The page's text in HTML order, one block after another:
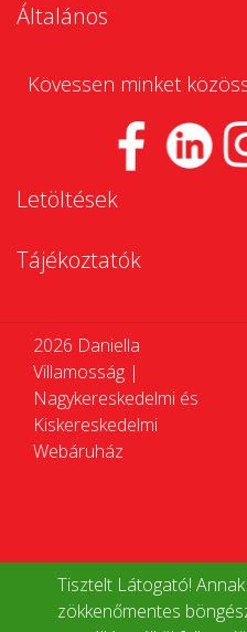
Tisztelt Látogató!
zökkenőmentes
Általános
Kövessen minket
Letöltések
Tájékoztatók
2026 Daniella
Villamosság |
Nagykereskedelmi és
Kiskereskedelmi
Webáruház